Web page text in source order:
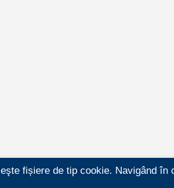
fișiere de tip cookie. Navigând